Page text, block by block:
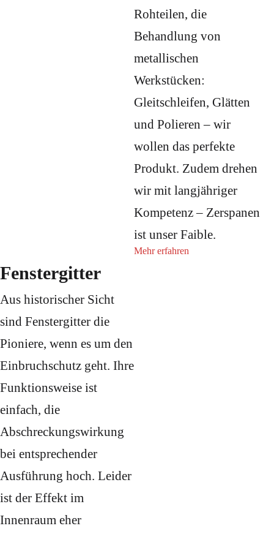
Rohteilen, die
Behandlung von
metallischen
Werkstücken:
Gleitschleifen, Glätten
und Polieren – wir
wollen das perfekte
Produkt. Zudem drehen
wir mit langjähriger
Kompetenz – Zerspanen
ist unser Faible.
Mehr erfahren
Fenstergitter
Aus historischer Sicht
sind Fenstergitter die
Pioniere, wenn es um den
Einbruchschutz geht. Ihre
Funktionsweise ist
einfach, die
Abschreckungswirkung
bei entsprechender
Ausführung hoch. Leider
ist der Effekt im
Innenraum eher